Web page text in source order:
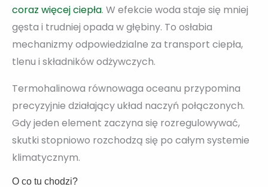
coraz więcej ciepła. W efekcie woda staje się mniej
gęsta i trudniej opada w głębiny. To osłabia
mechanizmy odpowiedzialne za transport ciepła,
tlenu i składników odżywczych.
Termohalinowa równowaga oceanu przypomina
precyzyjnie działający układ naczyń połączonych.
Gdy jeden element zaczyna się rozregulowywać,
skutki stopniowo rozchodzą się po całym systemie
klimatycznym.
O co tu chodzi?